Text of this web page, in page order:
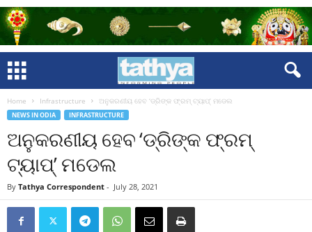
Home Infrastructure ଅନୁକରଣୀୟ ହେବ ‘ଡ୍ରିଙ୍କ ଫ୍ରମ୍ ଟ୍ୟାପ୍‌’ ମଡେଲ
NEWS IN ODIA INFRASTRUCTURE
ଅନୁକରଣୀୟ ହେବ ‘ଡ୍ରିଙ୍କ ଫ୍ରମ୍
ଟ୍ୟାପ୍‌’ ମଡେଲ
By Tathya Correspondent - July 28, 2021